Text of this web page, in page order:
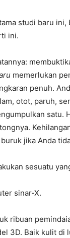
studi baru ini,
ini.
memerlukan
penuh.
otot, paruh,
satu.
jika Anda
sesuatu
sinar-X.
ribuan
3D. Baik kulit di